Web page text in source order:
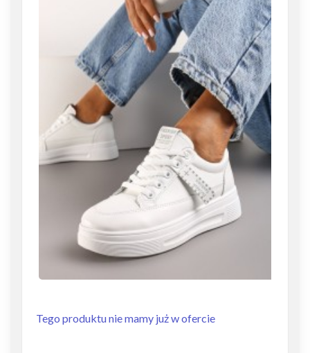
Tego produktu nie mamy już w ofercie